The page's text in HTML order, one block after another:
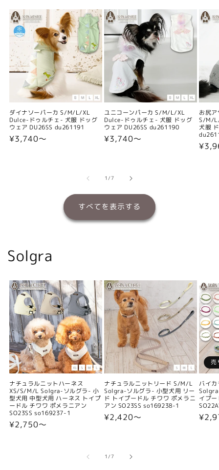
ダイナソーパーカ S/M/L/XL
Dulce-ドゥルチェ- 犬服 ドッグ
ウェア DU26SS du261191
通
¥3,740〜
ユニコーンパーカ S/M/L/XL
Dulce-ドゥルチェ- 犬服 ドッグ
ウェア DU26SS du261190
通
¥3,740〜
お尻
S/M/
犬服
通
1/の
7
すべてを表示する
Solgra
ナチュラルニットハーネス
XS/S/M/L Solgra-ソルグラ- 小
型犬用 中型犬用 ハーネス トイプ
ードル チワワ ポメラニアン
SO23SS so169237-1
通
¥2,750〜
ナチュラルニットリード S/M/L
Solgra-ソルグラ- 小型犬用 リー
ド トイプードル チワワ ポメラニ
アン SO23SS so169238-1
通
¥2,420〜
売
バイ
イプ
通
1/の
7